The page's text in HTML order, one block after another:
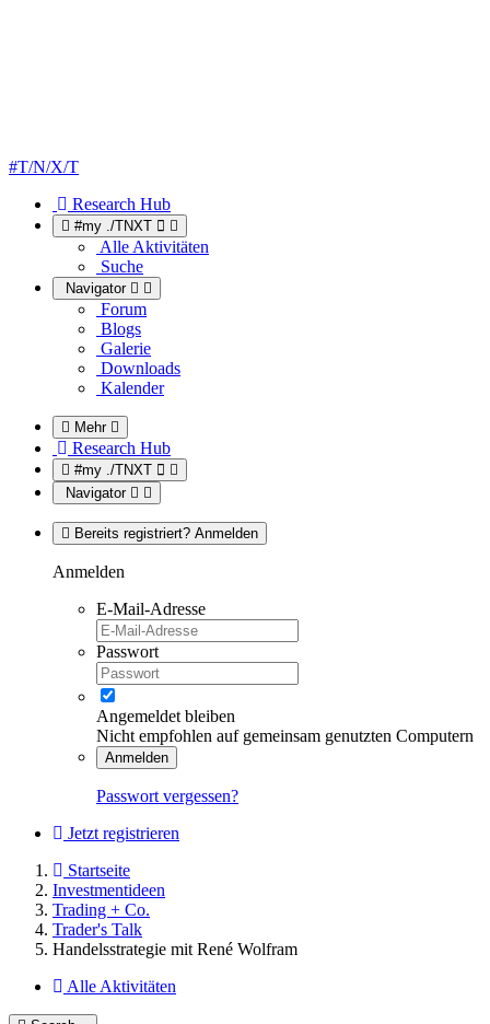
#T/N/X/T
Research Hub
#my ./TNXT
Alle Aktivitäten
Suche
Navigator
Forum
Blogs
Galerie
Downloads
Kalender
Mehr
Research Hub
#my ./TNXT
Navigator
Bereits registriert? Anmelden
Anmelden
E-Mail-Adresse
Passwort
Angemeldet bleiben
Nicht empfohlen auf gemeinsam genutzten Computern
Anmelden
Passwort vergessen?
Jetzt registrieren
Startseite
Investmentideen
Trading + Co.
Trader's Talk
Handelsstrategie mit René Wolfram
Alle Aktivitäten